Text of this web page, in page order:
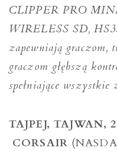
CLIPPER PRO
WIRELESS SD,
zapewniają graczom,
graczom głębszą
spełniające wszystkie
TAJPEJ, TAJWAN,
CORSAIR